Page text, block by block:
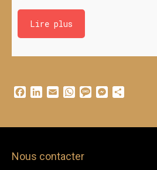
Lire plus
Facebook
LinkedIn
EmailWhatsApp
MessageMessenger
Nous contacter